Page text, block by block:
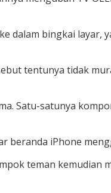
dalam bingkai layar,
tentunya tidak
Satu-satunya
beranda iPhone
teman kemudian